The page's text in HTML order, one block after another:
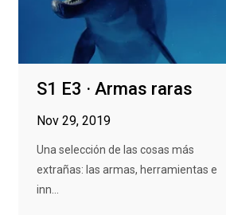
S1 E3 · Armas raras
Nov 29, 2019
Una selección de las cosas más
extrañas: las armas, herramientas e
inn...